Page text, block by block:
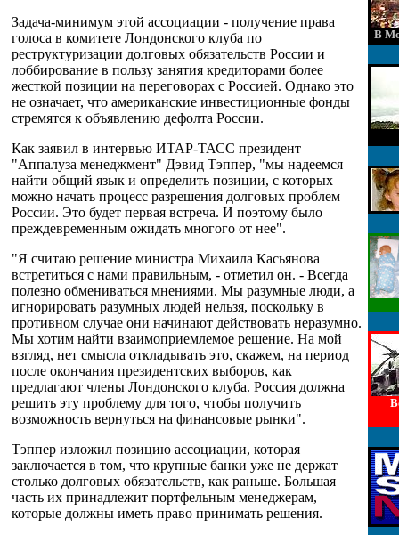
Задача-минимум этой ассоциации - получение права
голоса в комитете Лондонского клуба по
реструктуризации долговых обязательств России и
лоббирование в пользу занятия кредиторами более
жесткой позиции на переговорах с Россией. Однако это
не означает, что американские инвестиционные фонды
стремятся к объявлению дефолта России.
Как заявил в интервью ИТАР-ТАСС президент
"Аппалуза менеджмент" Дэвид Тэппер, "мы надеемся
найти общий язык и определить позиции, с которых
можно начать процесс разрешения долговых проблем
России. Это будет первая встреча. И поэтому было
преждевременным ожидать многого от нее".
"Я считаю решение министра Михаила Касьянова
встретиться с нами правильным, - отметил он. - Всегда
полезно обмениваться мнениями. Мы разумные люди, а
игнорировать разумных людей нельзя, поскольку в
противном случае они начинают действовать неразумно.
Мы хотим найти взаимоприемлемое решение. На мой
взгляд, нет смысла откладывать это, скажем, на период
после окончания президентских выборов, как
предлагают члены Лондонского клуба. Россия должна
решить эту проблему для того, чтобы получить
возможность вернуться на финансовые рынки".
Тэппер изложил позицию ассоциации, которая
заключается в том, что крупные банки уже не держат
столько долговых обязательств, как раньше. Большая
часть их принадлежит портфельным менеджерам,
которые должны иметь право принимать решения.
В